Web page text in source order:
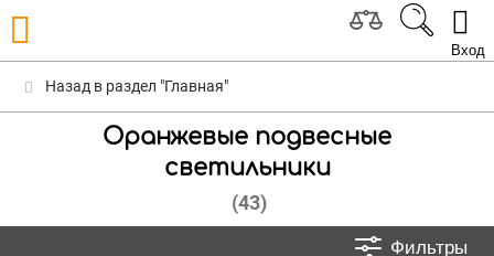
Вход
Назад в раздел "Главная"
Оранжевые подвесные
светильники
(43)
Фильтры